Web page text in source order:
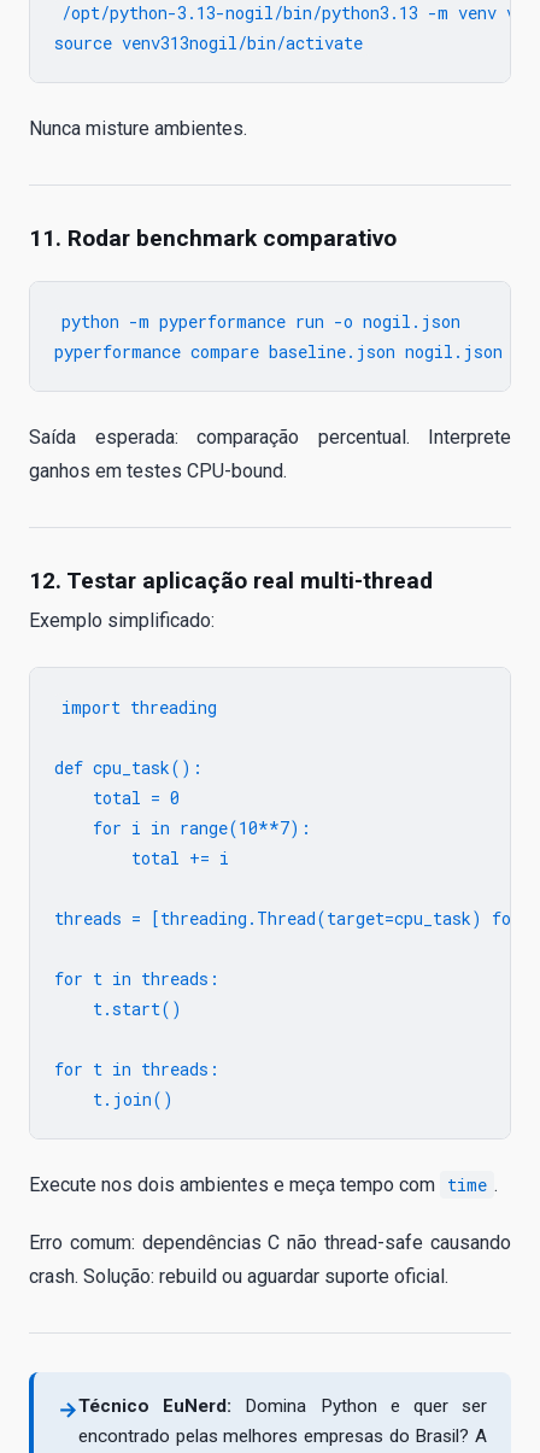
/opt/python-3.13-nogil/bin/python3.13 -m venv
Nunca misture ambientes.
11. Rodar benchmark comparativo
python -m pyperformance run -o nogil.json
Saída esperada: comparação percentual. Interprete
ganhos em testes CPU-bound.
12. Testar aplicação real multi-thread
Exemplo simplificado:
import threading
def cpu_task():
    total = 0
    for i in range(10**7):
        total += i
threads = [threading.Thread(target=cpu_task) for
for t in threads:
    t.start()
for t in threads:
Execute nos dois ambientes e meça tempo com time .
Erro comum: dependências C não thread-safe causando
crash. Solução: rebuild ou aguardar suporte oficial.
→Técnico EuNerd: Domina Python e quer ser
encontrado pelas melhores empresas do Brasil? A